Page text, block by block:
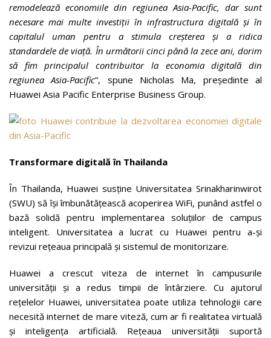
remodelează economiile din regiunea Asia-Pacific, dar sunt
necesare mai multe investiții în infrastructura digitală și în
capitalul uman pentru a stimula creșterea și a ridica
standardele de viață. În următorii cinci până la zece ani, dorim
să fim principalul contribuitor la economia digitală din
regiunea Asia-Pacific”, spune Nicholas Ma, președinte al
Huawei Asia Pacific Enterprise Business Group.
Transformare digitală în Thailanda
În Thailanda, Huawei susține Universitatea Srinakharinwirot
(SWU) să își îmbunătățească acoperirea WiFi, punând astfel o
bază solidă pentru implementarea soluțiilor de campus
inteligent. Universitatea a lucrat cu Huawei pentru a-și
revizui rețeaua principală și sistemul de monitorizare.
Huawei a crescut viteza de internet în campusurile
universității și a redus timpii de întârziere. Cu ajutorul
rețelelor Huawei, universitatea poate utiliza tehnologii care
necesită internet de mare viteză, cum ar fi realitatea virtuală
și inteligența artificială. Rețeaua universității suportă